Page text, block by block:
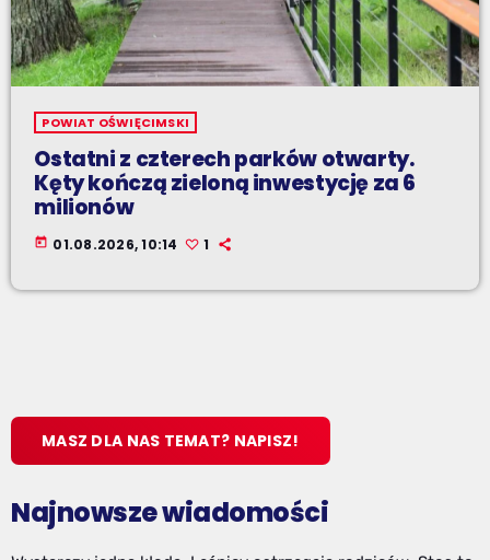
POWIAT OŚWIĘCIMSKI
Ostatni z czterech parków otwarty.
Kęty kończą zieloną inwestycję za 6
milionów
today 01.08.2026, 10:14 1
MASZ DLA NAS TEMAT? NAPISZ!
Najnowsze wiadomości